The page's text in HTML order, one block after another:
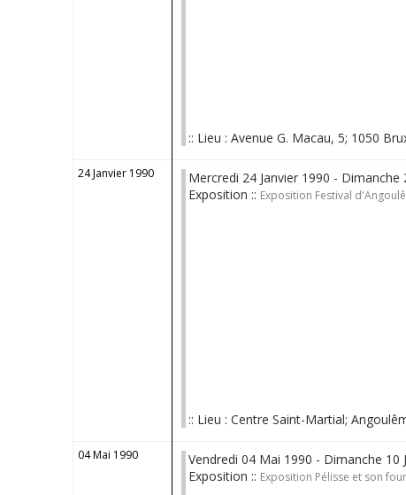
:: Lieu : Avenue G. Macau, 5; 1050
24 Janvier 1990
Mercredi 24 Janvier 1990 - Dimanche
Exposition :: Exposition Festival
:: Lieu : Centre Saint-Martial;
04 Mai 1990
Vendredi 04 Mai 1990 - Dimanche 10
Exposition :: Exposition Pélisse et son